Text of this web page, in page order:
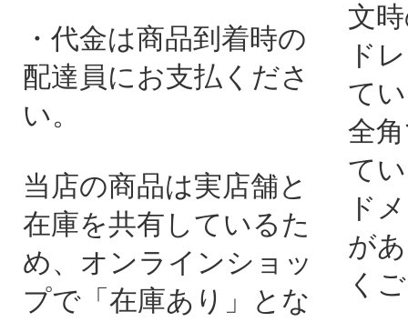
・代金は商品到着時の
配達員にお支払くださ
い。
当店の商品は実店舗と
在庫を共有しているた
め、オンラインショッ
プで「在庫あり」とな
文
ド
て
全
て
ド
が
く